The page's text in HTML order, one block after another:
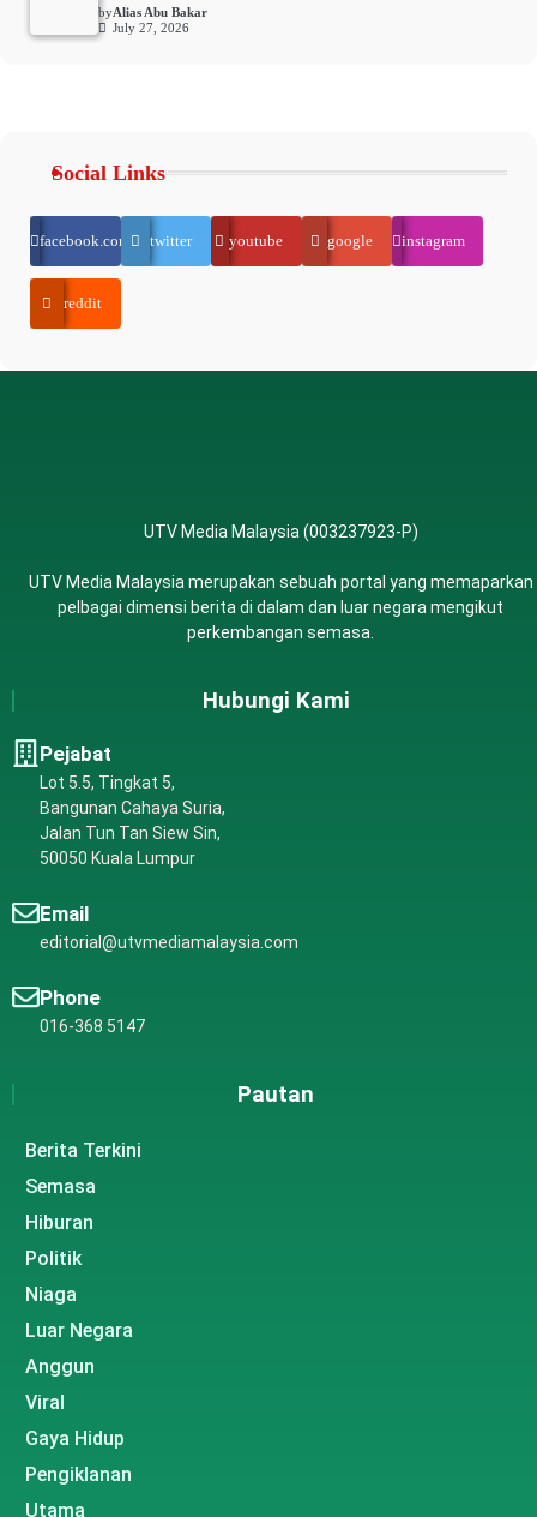
byAlias Abu Bakar
July 27, 2026
Social Links
facebook.com twitter youtube google instagram
reddit
UTV Media Malaysia (003237923-P)
UTV Media Malaysia merupakan sebuah portal yang memaparkan
pelbagai dimensi berita di dalam dan luar negara mengikut
perkembangan semasa.
Hubungi Kami
Pejabat
Lot 5.5, Tingkat 5,
Bangunan Cahaya Suria,
Jalan Tun Tan Siew Sin,
50050 Kuala Lumpur
Email
editorial@utvmediamalaysia.com
Phone
016-368 5147
Pautan
Berita Terkini
Semasa
Hiburan
Politik
Niaga
Luar Negara
Anggun
Viral
Gaya Hidup
Pengiklanan
Utama